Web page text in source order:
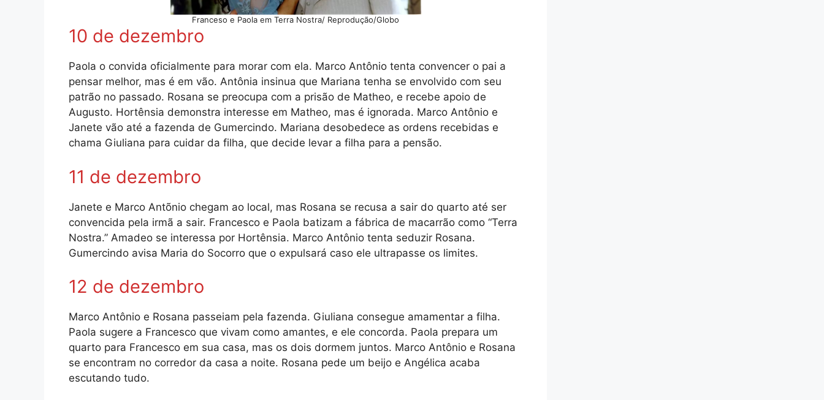
Franceso e Paola em Terra Nostra/ Reprodução/Globo
10 de dezembro
Paola o convida oficialmente para morar com ela. Marco Antônio tenta convencer o pai a
pensar melhor, mas é em vão. Antônia insinua que Mariana tenha se envolvido com seu
patrão no passado. Rosana se preocupa com a prisão de Matheo, e recebe apoio de
Augusto. Hortênsia demonstra interesse em Matheo, mas é ignorada. Marco Antônio e
Janete vão até a fazenda de Gumercindo. Mariana desobedece as ordens recebidas e
chama Giuliana para cuidar da filha, que decide levar a filha para a pensão.
11 de dezembro
Janete e Marco Antõnio chegam ao local, mas Rosana se recusa a sair do quarto até ser
convencida pela irmã a sair. Francesco e Paola batizam a fábrica de macarrão como “Terra
Nostra.” Amadeo se interessa por Hortênsia. Marco Antônio tenta seduzir Rosana.
Gumercindo avisa Maria do Socorro que o expulsará caso ele ultrapasse os limites.
12 de dezembro
Marco Antônio e Rosana passeiam pela fazenda. Giuliana consegue amamentar a filha.
Paola sugere a Francesco que vivam como amantes, e ele concorda. Paola prepara um
quarto para Francesco em sua casa, mas os dois dormem juntos. Marco Antônio e Rosana
se encontram no corredor da casa a noite. Rosana pede um beijo e Angélica acaba
escutando tudo.